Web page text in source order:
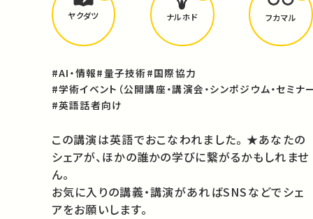
ヤクダツ ナルホド フカマル
#AI・情報#量子技術#国際協力
#学術イベント（公開講座・講演会・シンポジウム・セミナ
#英語話者向け
この講演は英語でおこなわれました。 ★あなたの
シェアが、ほかの誰かの学びに繋がるかもしれませ
ん。
お気に入りの講義・講演があればSNSなどでシェ
アをお願いします。